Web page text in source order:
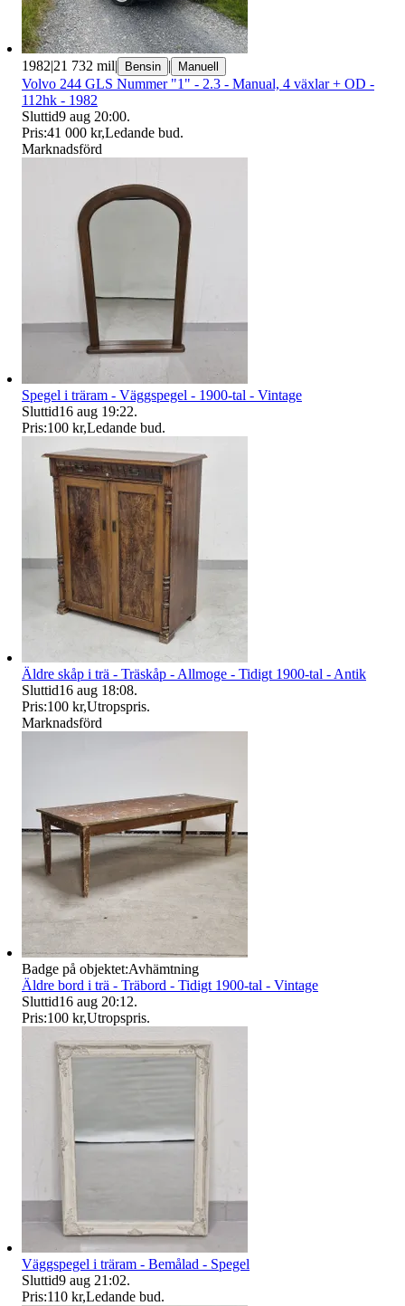
1982|21 732 mil| Bensin | Manuell
Volvo 244 GLS Nummer "1" - 2.3 - Manual, 4 växlar + OD -
112hk - 1982
Sluttid9 aug 20:00.
Pris:41 000 kr,Ledande bud.
Marknadsförd
Spegel i träram - Väggspegel - 1900-tal - Vintage
Sluttid16 aug 19:22.
Pris:100 kr,Ledande bud.
Äldre skåp i trä - Träskåp - Allmoge - Tidigt 1900-tal - Antik
Sluttid16 aug 18:08.
Pris:100 kr,Utropspris.
Marknadsförd
Badge på objektet:Avhämtning
Äldre bord i trä - Träbord - Tidigt 1900-tal - Vintage
Sluttid16 aug 20:12.
Pris:100 kr,Utropspris.
Väggspegel i träram - Bemålad - Spegel
Sluttid9 aug 21:02.
Pris:110 kr,Ledande bud.